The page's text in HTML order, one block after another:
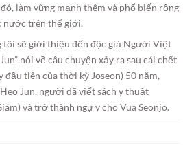
làm vững mạnh thêm và phổ biến rộng
nước trên thế giới.
tôi sẽ giới thiệu đến độc giả Người Việt
nói về câu chuyện xảy ra sau cái chết
đầu tiên của thời kỳ Joseon) 50 năm,
Jun, người đã viết sách y thuật
và trở thành ngự y cho Vua Seonjo.